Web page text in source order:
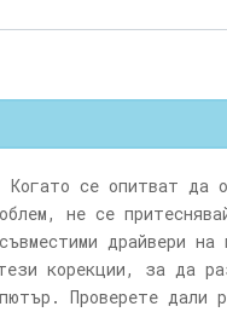
се опитват да
не се
драйвери на
корекции, за да
Проверете дали